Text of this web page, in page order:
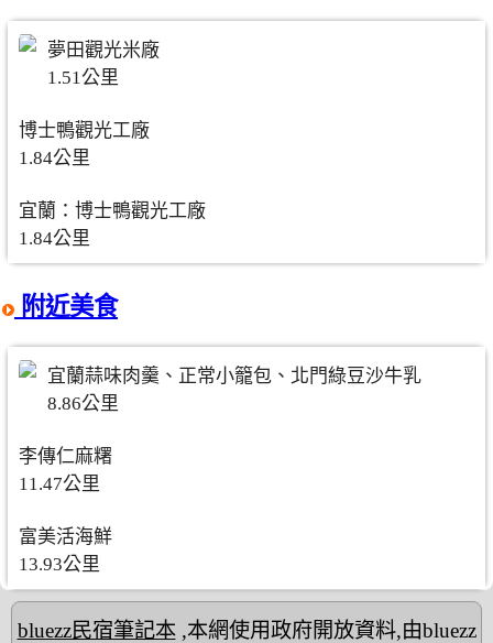
夢田觀光米廠
1.51公里
博士鴨觀光工廠
1.84公里
宜蘭：博士鴨觀光工廠
1.84公里
附近美食
宜蘭蒜味肉羹、正常小籠包、北門綠豆沙牛乳
8.86公里
李傳仁麻糬
11.47公里
富美活海鮮
13.93公里
bluezz民宿筆記本,本網使用政府開放資料,由bluezz